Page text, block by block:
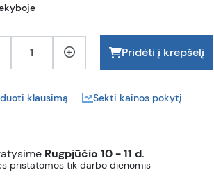
Pridėti į krepšelį
klausimą Sekti kainos pokytį
Rugpjūčio 10 - 11 d.
pristatomos tik darbo dienomis